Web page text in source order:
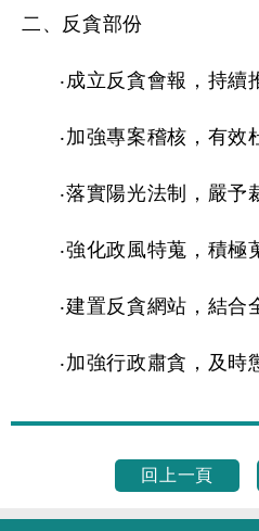
二、反貪部份
‧成立反貪會報，持續
‧加強專案稽核，有效
‧落實陽光法制，嚴予
‧強化政風特蒐，積極
‧建置反貪網站，結合
‧加強行政肅貪，及時
回上一頁